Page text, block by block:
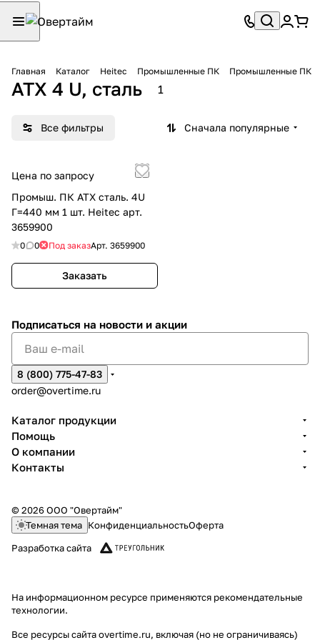
Главная Каталог Heitec Промышленные ПК Промышленные ПК
ATX 4 U, сталь 1
Все фильтры Сначала популярные
Цена по запросу
Промыш. ПК ATX сталь. 4U
Г=440 мм 1 шт. Heitec арт.
3659900
0 0 Под заказАрт. 3659900
Заказать
Подписаться на новости и акции
8 (800) 775-47-83
order@overtime.ru
Каталог продукции
Помощь
О компании
Контакты
© 2026 ООО "Овертайм"
Темная тема КонфиденциальностьОферта
Разработка сайта
На информационном ресурсе применяются рекомендательные
технологии.
Все ресурсы сайта overtime.ru, включая (но не ограничиваясь)